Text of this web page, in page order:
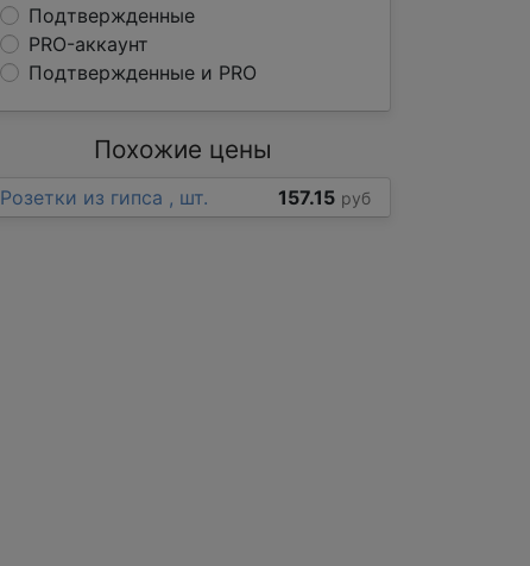
Подтвержденные
PRO-аккаунт
Подтвержденные и PRO
Похожие цены
Розетки из гипса , шт. 157.15 руб